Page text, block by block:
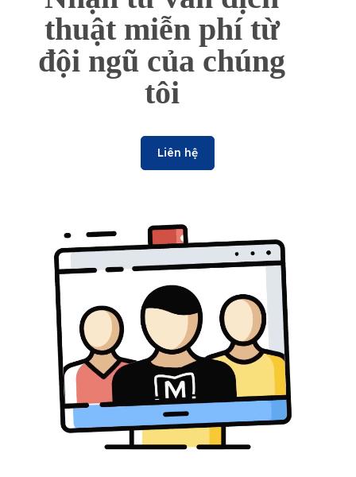
thuật miễn phí từ
đội ngũ của chúng
tôi
Liên hệ